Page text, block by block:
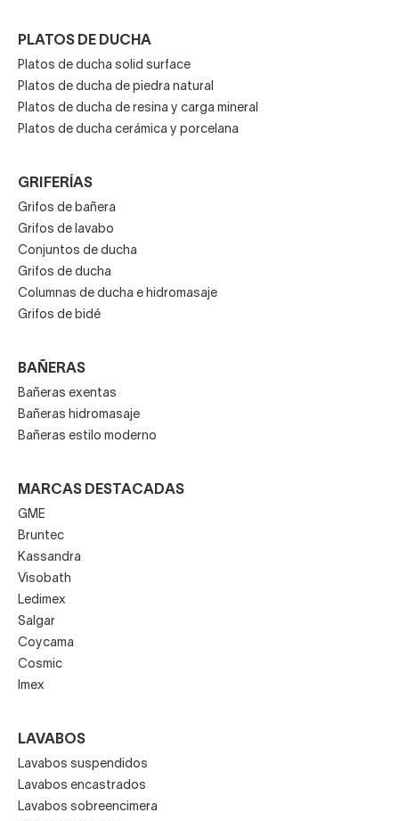
PLATOS DE DUCHA
Platos de ducha solid surface
Platos de ducha de piedra natural
Platos de ducha de resina y carga mineral
Platos de ducha cerámica y porcelana
GRIFERÍAS
Grifos de bañera
Grifos de lavabo
Conjuntos de ducha
Grifos de ducha
Columnas de ducha e hidromasaje
Grifos de bidé
BAÑERAS
Bañeras exentas
Bañeras hidromasaje
Bañeras estilo moderno
MARCAS DESTACADAS
GME
Bruntec
Kassandra
Visobath
Ledimex
Salgar
Coycama
Cosmic
Imex
LAVABOS
Lavabos suspendidos
Lavabos encastrados
Lavabos sobreencimera